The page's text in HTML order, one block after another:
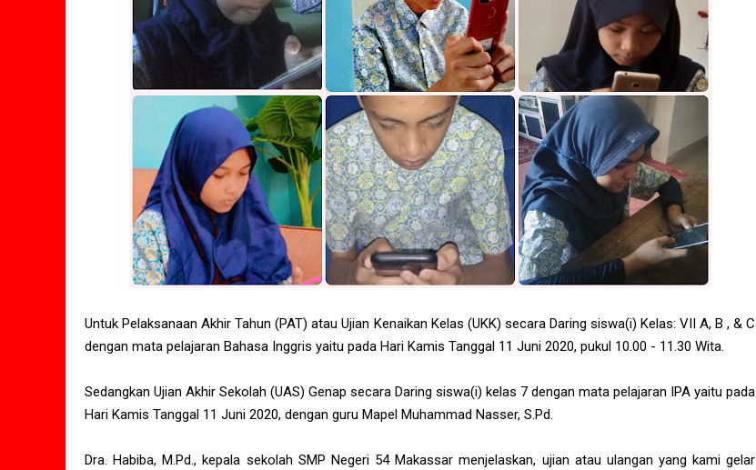
Untuk Pelaksanaan Akhir Tahun (PAT) atau Ujian Kenaikan Kelas (UKK) secara Daring siswa(i) Kelas: VII A, B , & C
dengan mata pelajaran Bahasa Inggris yaitu pada Hari Kamis Tanggal 11 Juni 2020, pukul 10.00 - 11.30 Wita.
Sedangkan Ujian Akhir Sekolah (UAS) Genap secara Daring siswa(i) kelas 7 dengan mata pelajaran IPA yaitu pada
Hari Kamis Tanggal 11 Juni 2020, dengan guru Mapel Muhammad Nasser, S.Pd.
Dra. Habiba, M.Pd., kepala sekolah SMP Negeri 54 Makassar menjelaskan, ujian atau ulangan yang kami gelar